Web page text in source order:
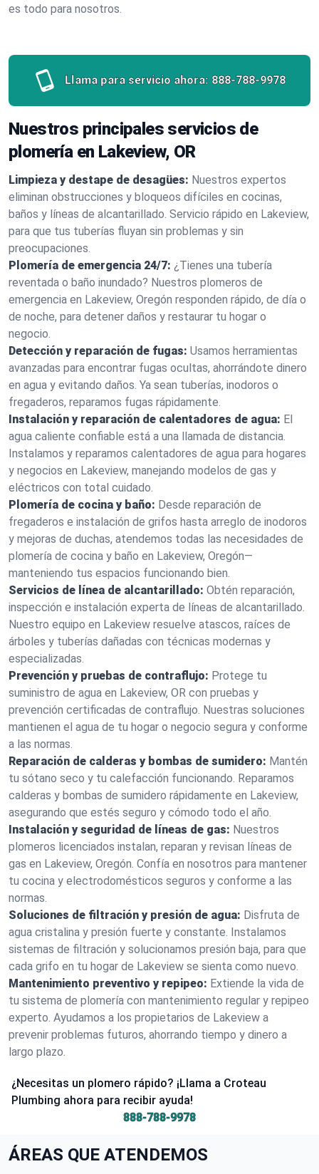
es todo para nosotros.
Llama para servicio ahora: 888-788-9978
Nuestros principales servicios de
plomería en Lakeview, OR
Limpieza y destape de desagües: Nuestros expertos
eliminan obstrucciones y bloqueos difíciles en cocinas,
baños y líneas de alcantarillado. Servicio rápido en Lakeview,
para que tus tuberías fluyan sin problemas y sin
preocupaciones.
Plomería de emergencia 24/7: ¿Tienes una tubería
reventada o baño inundado? Nuestros plomeros de
emergencia en Lakeview, Oregón responden rápido, de día o
de noche, para detener daños y restaurar tu hogar o
negocio.
Detección y reparación de fugas: Usamos herramientas
avanzadas para encontrar fugas ocultas, ahorrándote dinero
en agua y evitando daños. Ya sean tuberías, inodoros o
fregaderos, reparamos fugas rápidamente.
Instalación y reparación de calentadores de agua: El
agua caliente confiable está a una llamada de distancia.
Instalamos y reparamos calentadores de agua para hogares
y negocios en Lakeview, manejando modelos de gas y
eléctricos con total cuidado.
Plomería de cocina y baño: Desde reparación de
fregaderos e instalación de grifos hasta arreglo de inodoros
y mejoras de duchas, atendemos todas las necesidades de
plomería de cocina y baño en Lakeview, Oregón—
manteniendo tus espacios funcionando bien.
Servicios de línea de alcantarillado: Obtén reparación,
inspección e instalación experta de líneas de alcantarillado.
Nuestro equipo en Lakeview resuelve atascos, raíces de
árboles y tuberías dañadas con técnicas modernas y
especializadas.
Prevención y pruebas de contraflujo: Protege tu
suministro de agua en Lakeview, OR con pruebas y
prevención certificadas de contraflujo. Nuestras soluciones
mantienen el agua de tu hogar o negocio segura y conforme
a las normas.
Reparación de calderas y bombas de sumidero: Mantén
tu sótano seco y tu calefacción funcionando. Reparamos
calderas y bombas de sumidero rápidamente en Lakeview,
asegurando que estés seguro y cómodo todo el año.
Instalación y seguridad de líneas de gas: Nuestros
plomeros licenciados instalan, reparan y revisan líneas de
gas en Lakeview, Oregón. Confía en nosotros para mantener
tu cocina y electrodomésticos seguros y conforme a las
normas.
Soluciones de filtración y presión de agua: Disfruta de
agua cristalina y presión fuerte y constante. Instalamos
sistemas de filtración y solucionamos presión baja, para que
cada grifo en tu hogar de Lakeview se sienta como nuevo.
Mantenimiento preventivo y repipeo: Extiende la vida de
tu sistema de plomería con mantenimiento regular y repipeo
experto. Ayudamos a los propietarios de Lakeview a
prevenir problemas futuros, ahorrando tiempo y dinero a
largo plazo.
¿Necesitas un plomero rápido? ¡Llama a Croteau
Plumbing ahora para recibir ayuda!
888-788-9978
ÁREAS QUE ATENDEMOS